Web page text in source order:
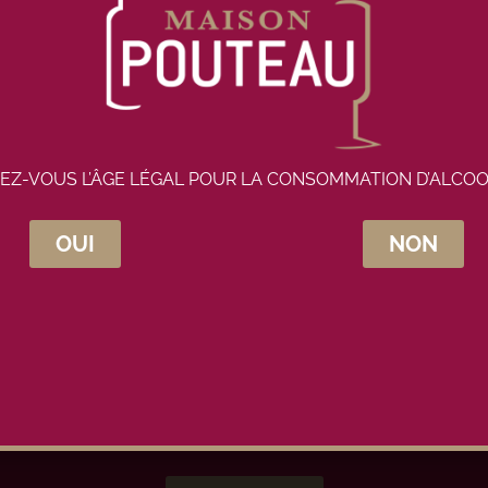
vous à la newsletter Maison
VOUS L’ÂGE LÉGAL POUR LA CONSOMMATION
OUI NON